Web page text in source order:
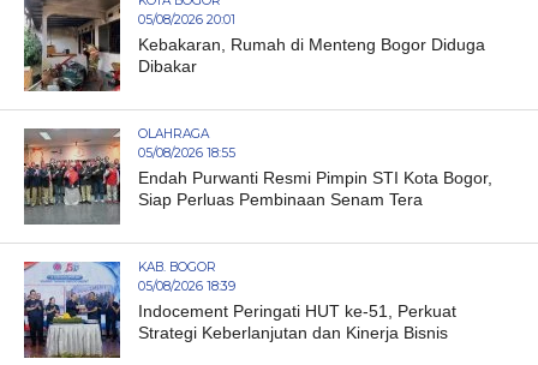
05/08/2026 20:01
Kebakaran, Rumah di Menteng Bogor Diduga
Dibakar
OLAHRAGA
05/08/2026 18:55
Endah Purwanti Resmi Pimpin STI Kota Bogor,
Siap Perluas Pembinaan Senam Tera
KAB. BOGOR
05/08/2026 18:39
Indocement Peringati HUT ke-51, Perkuat
Strategi Keberlanjutan dan Kinerja Bisnis